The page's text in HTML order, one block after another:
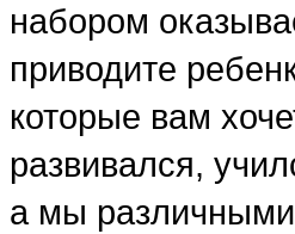
набором
приводите
которые вам
развивался,
а мы